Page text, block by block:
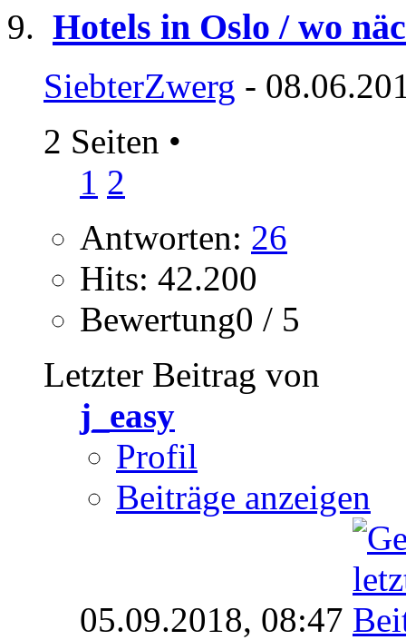
Hotels in Oslo / wo
SiebterZwerg -
2 Seiten •
1 2
Antworten: 26
Hits: 42.200
Bewertung0 / 5
Letzter Beitrag von
j_easy
Profil
Beiträge anzeigen
05.09.2018, 08:47